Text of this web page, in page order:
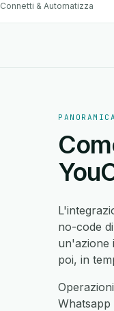
Connetti & Automatizza
PANORAMICA
no-code
un'azione
poi, in
Whatsapp